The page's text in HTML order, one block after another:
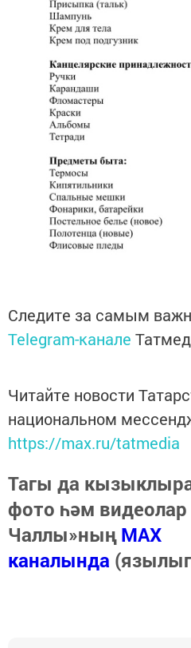
Следите за самым
Telegram-канале
Читайте новости
национальном
https://max.ru/tatmedia
Тагы да
фото һәм
Чаллы»ныңMAX
каналында